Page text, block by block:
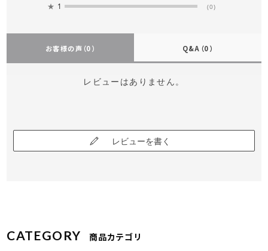
★ 1 (0)
お客様の声 （0） Q&A （0）
レビューはありません。
レビューを書く
CATEGORY 商品カテゴリ